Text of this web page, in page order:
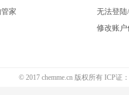
家
无法登
修改账户
© 2017 chemme.cn 版权所有 ICP证：